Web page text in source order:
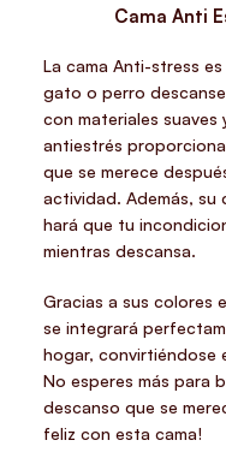
Cama Anti
La cama Anti-stress
gato o perro
con materiales
antiestrés
que se merece
actividad. Además,
hará que tu
mientras descansa.
Gracias a sus colores
se integrará
hogar, convirtiéndose
No esperes más para
descanso que se
feliz con esta cama!